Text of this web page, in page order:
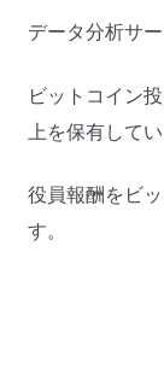
データ分析サ
ビットコイン
上を保有して
役員報酬をビ
す。